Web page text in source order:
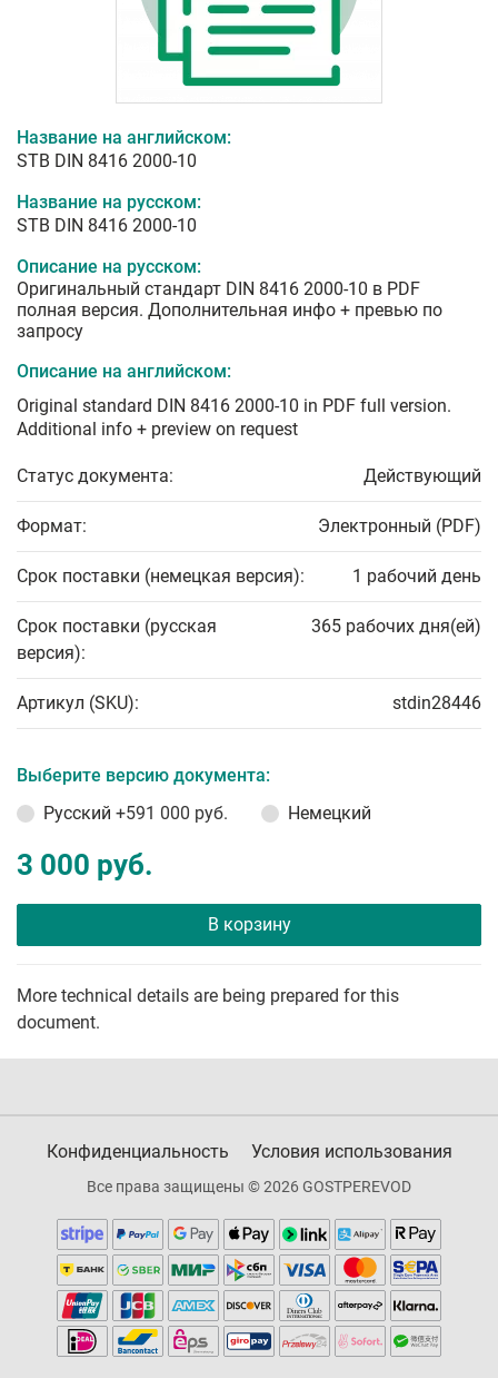
Название на английском:
STB DIN 8416 2000-10
Название на русском:
STB DIN 8416 2000-10
Описание на русском:
Оригинальный стандарт DIN 8416 2000-10 в PDF
полная версия. Дополнительная инфо + превью по
запросу
Описание на английском:
Original standard DIN 8416 2000-10 in PDF full version.
Additional info + preview on request
Статус документа: Действующий
Формат: Электронный (PDF)
Срок поставки (немецкая версия): 1 рабочий день
Срок поставки (русская
версия):
365 рабочих дня(ей)
Артикул (SKU): stdin28446
Выберите версию документа:
Русский +591 000 руб. Немецкий
3 000 руб.
В корзину
More technical details are being prepared for this
document.
Конфиденциальность Условия использования
Все права защищены © 2026 GOSTPEREVOD